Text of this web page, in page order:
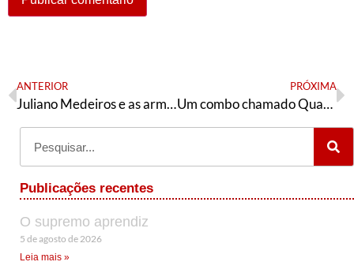
ANTERIOR
Juliano Medeiros e as armas
PRÓXIMA
Um combo chamado Quaquá
Publicações recentes
O supremo aprendiz
5 de agosto de 2026
Leia mais »